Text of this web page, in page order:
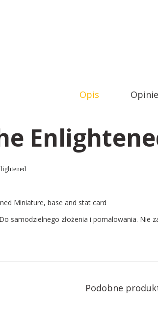
Opis
Miniature, base and stat card
samodzielnego złożenia i pomalowania. Nie
Podobne